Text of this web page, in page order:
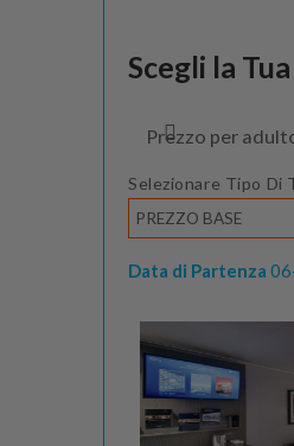
Scegli la
Prezzo per
Selezionare Tipo Di
PREZZO BASE
Data di Partenza